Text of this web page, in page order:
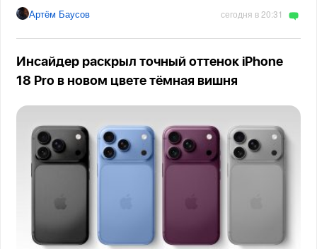
Артём Баусов сегодня в 20:31
Инсайдер раскрыл точный оттенок iPhone
18 Pro в новом цвете тёмная вишня